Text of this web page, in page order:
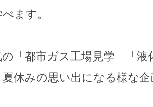
ます。
「都市ガス工場見学」「
休みの思い出になる様な